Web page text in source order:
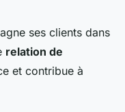
ses clients dans
relation de
et contribue à